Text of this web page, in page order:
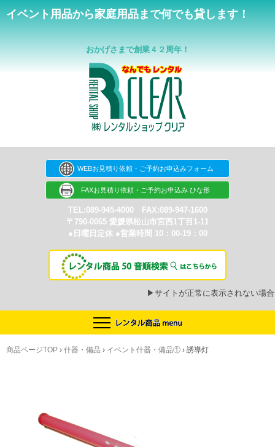
イベント用品から家庭用品まで何でも貸します！
おかげさまで創業４２周年！
WEBお見積り依頼・ご予約お申込みフォーム
FAXお見積り依頼・ご予約お申込み ひな形
TEL:089-945-4000 FAX:089-947-1600
〒790-0065 愛媛県松山市宮西1丁目1-11
●日曜日定休 ●営業時間 10：00-19：00
▶サイトが正常に表示されない場合
商品ページTOP › 什器・備品 › イベント什器・備品① › 誘導灯